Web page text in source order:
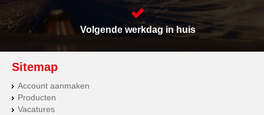
Volgende werkdag in huis
Sitemap
Account aanmaken
Producten
Vacatures